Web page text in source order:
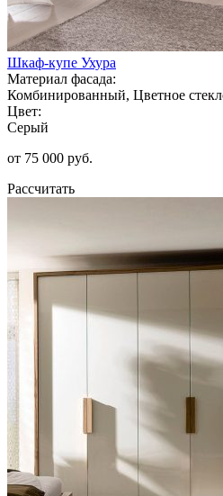
Шкаф-купе Ухура
Материал фасада:
Комбинированный, Цветное
Цвет:
Серый
от 75 000 руб.
Рассчитать